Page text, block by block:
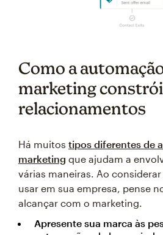
Como a
marketing constrói
relacionamentos
Há muitos tipos diferentes de
marketing que ajudam a
várias maneiras. Ao
usar em sua empresa, pense
alcançar com o marketing.
Apresente sua marca às